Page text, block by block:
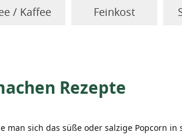
/ Kaffee Feinkost
Rezepte
man sich das süße oder salzige Popcorn